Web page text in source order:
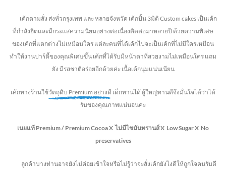
เค้กตามสั่ง ส่งทั่วกรุงเทพ และ หลายจังหวัด เค้กปั้น 3มิติ Custom cakes เป็นเค้ก
ที่กำลังฮิตและมีกระแสความนิยมอย่างต่อเนื่องติดต่อมาหลายปี ด้วยความพิเศษ
ของเค้กที่แตกต่างไม่เหมือนใคร แต่ละคนที่ได้เค้กไปจะเป็นเค้กที่ไม่มีใครเหมือน
ทำให้งานปาร์ตี้ของคุณพิเศษขึ้น เค้กที่ได้รับมีหน้าตาที่สวยงามไม่เหมือนใคร แถม
ยัง มีรสชาติอร่อยอีกด้วยค่ะ เนื้อเค้กนุ่มแน่นเนียน
เค้กทางร้านใช้วัตถุดิบ Premium อย่างดี เด็กทานได้ ผู้ใหญ่ทานดีจึงมั่นใจได้ว่าได้
รับของคุณภาพแน่นอนคะ
เนยแท้ Premium / Premium CocoaX ไม่มีไขมันทรานส์X Low SugarX No
preservatives
ลูกค้าบางท่านอาจยังไม่ค่อยเข้าใจหรือไม่รู้ว่าจะสั่งเค้กยังไงดีให้ถูกใจคนรับดี